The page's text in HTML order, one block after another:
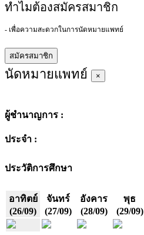
ทำไมต้องสมัครสมาชิก
- เพื่อความสะดวกในการนัดหมายแพทย์
สมัครสมาชิก
นัดหมายแพทย์ ×
ผู้ชำนาญการ :
ประจำ :
ประวัติการศึกษา
อาทิตย์
(26/09)
จันทร์
(27/09)
อังคาร
(28/09)
พุธ
(29/09)